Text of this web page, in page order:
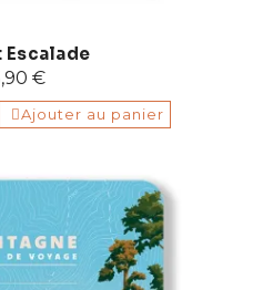
Escalade
€
Ajouter au panier